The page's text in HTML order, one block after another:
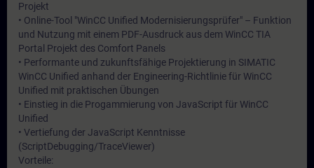
Projekt
• Online-Tool "WinCC Unified Modernisierungsprüfer" – Funktion
und Nutzung mit einem PDF-Ausdruck aus dem WinCC TIA
Portal Projekt des Comfort Panels
• Performante und zukunftsfähige Projektierung in SIMATIC
WinCC Unified anhand der Engineering-Richtlinie für WinCC
Unified mit praktischen Übungen
• Einstieg in die Progammierung von JavaScript für WinCC
Unified
• Vertiefung der JavaScript Kenntnisse
(ScriptDebugging/TraceViewer)
Vorteile: